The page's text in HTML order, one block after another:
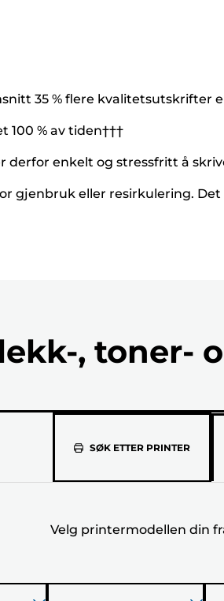
35 % flere kvalitetsutskrifter
% av tiden†††
derfor enkelt og stressfritt å
gjenbruk eller resirkulering.
, toner-
SØK ETTER PRINTER
Velg printermodellen din